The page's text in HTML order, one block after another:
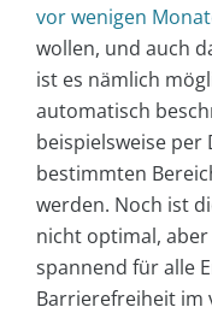
vor wenigen
wollen, und auch
ist es nämlich
automatisch
beispielsweise per
bestimmten
werden. Noch ist
nicht optimal,
spannend für alle
Barrierefreiheit im